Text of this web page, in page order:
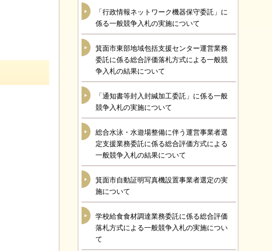
「行政情報ネットワーク機器保守委託」に
係る一般競争入札の実施について
箕面市東部地域包括支援センター運営業務
委託に係る総合評価落札方式による一般競
争入札の結果について
「通知書等封入封緘加工委託」に係る一般
競争入札の実施について
総合水泳・水遊場整備に伴う運営事業者選
定支援業務委託に係る総合評価方式による
一般競争入札の結果について
箕面市自動証明写真機設置事業者選定の実
施について
学校給食食材調達業務委託に係る総合評価
落札方式による一般競争入札の実施につい
て